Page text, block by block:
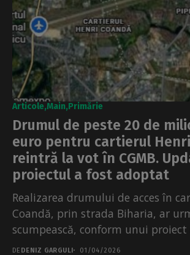
Articole Main Primărie
Drumul de peste 20 de
euro pentru cartierul
reintră la vot în CGMB.
proiectul a fost adoptat
Realizarea drumului de acces în
Coandă, prin strada Biharia, ar
scumpească, conform unui
ce va...
DE DENIZ GARGULI 01/04/2026